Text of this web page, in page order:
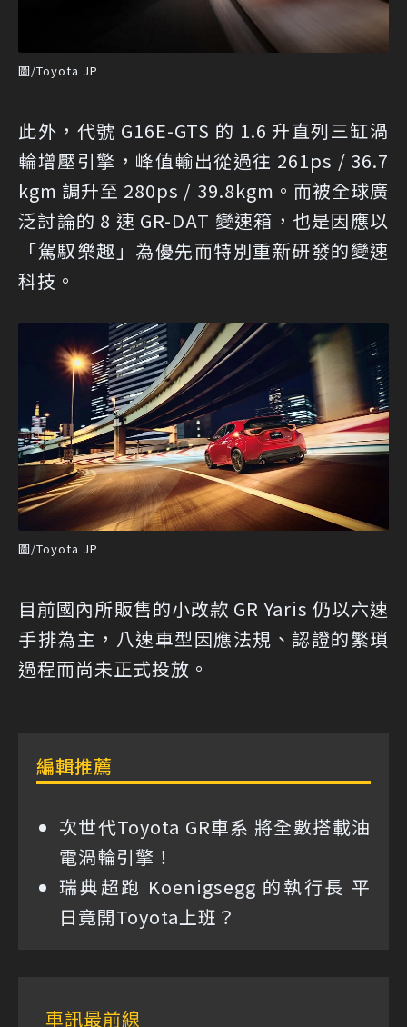
圖/Toyota JP
此外，代號 G16E-GTS 的 1.6 升直列三缸渦
輪增壓引擎，峰值輸出從過往 261ps / 36.7
kgm 調升至 280ps / 39.8kgm。而被全球廣
泛討論的 8 速 GR-DAT 變速箱，也是因應以
「駕馭樂趣」為優先而特別重新研發的變速
科技。
圖/Toyota JP
目前國內所販售的小改款 GR Yaris 仍以六速
手排為主，八速車型因應法規、認證的繁瑣
過程而尚未正式投放。
編輯推薦
次世代Toyota GR車系 將全數搭載油
電渦輪引擎！
瑞典超跑 Koenigsegg 的執行長 平
日竟開Toyota上班？
車訊最前線